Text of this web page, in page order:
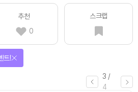
추천
0
스크랩
3 /
4
트!